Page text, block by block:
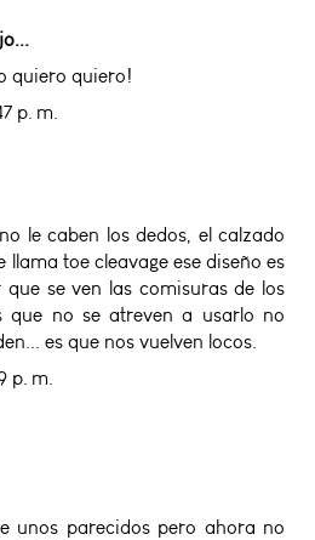
quiero quiero!
p. m.
le caben los dedos, el calzado
llama toe cleavage ese diseño es
se ven las comisuras de los
que no se atreven a usarlo no
es que nos vuelven locos.
p. m.
unos parecidos pero ahora no